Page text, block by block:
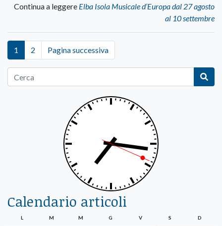
Continua a leggere Elba Isola Musicale d’Europa dal 27 agosto
al 10 settembre
1 2 Pagina successiva
Calendario articoli
L M M G V S D